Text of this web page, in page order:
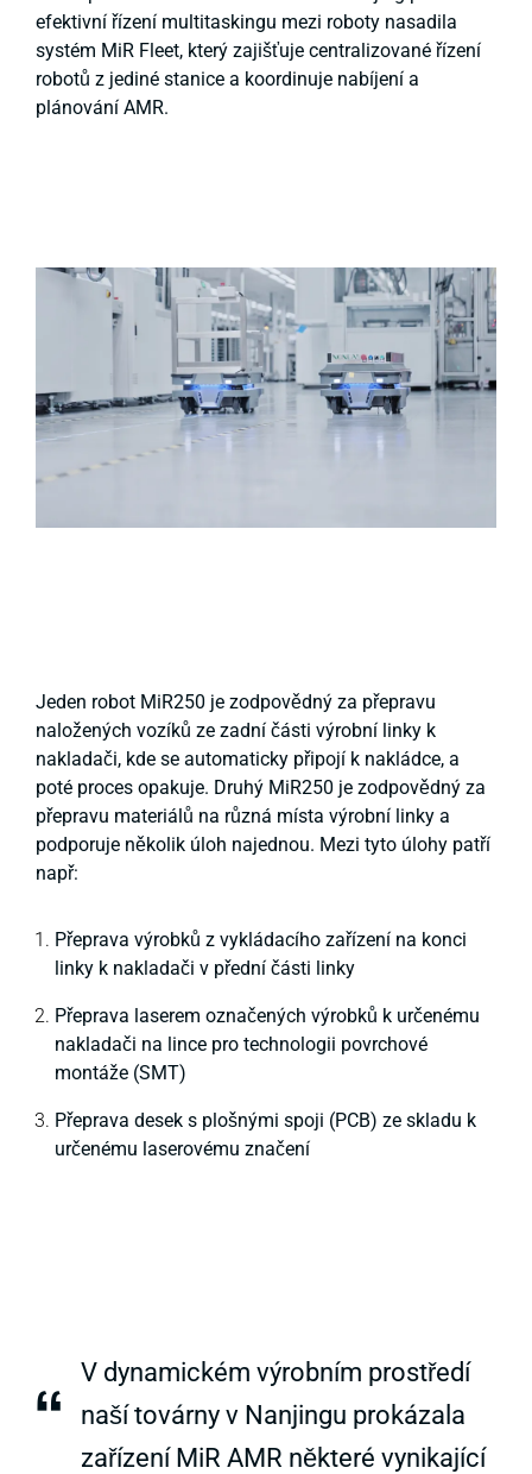
efektivní řízení multitaskingu mezi roboty nasadila
systém MiR Fleet, který zajišťuje centralizované řízení
robotů z jediné stanice a koordinuje nabíjení a
plánování AMR.
Jeden robot MiR250 je zodpovědný za přepravu
naložených vozíků ze zadní části výrobní linky k
nakladači, kde se automaticky připojí k nakládce, a
poté proces opakuje. Druhý MiR250 je zodpovědný za
přepravu materiálů na různá místa výrobní linky a
podporuje několik úloh najednou. Mezi tyto úlohy patří
např:
Přeprava výrobků z vykládacího zařízení na konci
linky k nakladači v přední části linky
Přeprava laserem označených výrobků k určenému
nakladači na lince pro technologii povrchové
montáže (SMT)
Přeprava desek s plošnými spoji (PCB) ze skladu k
určenému laserovému značení
“
V dynamickém výrobním prostředí
naší továrny v Nanjingu prokázala
zařízení MiR AMR některé vynikající